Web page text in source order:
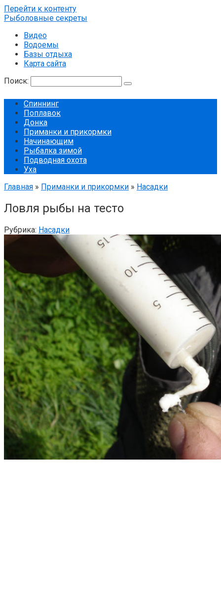
Перейти к контенту
Рыболовные секреты
Видео
Водоемы
Базы отдыха
Карта сайта
Поиск:
Спиннинг
Поплавок
Донка
Приманки и прикормки
Начинающим
Рыбалка зимой
Подводная охота
Уха
Главная » Приманки и прикормки » Насадки
Ловля рыбы на тесто
Рубрика: Насадки